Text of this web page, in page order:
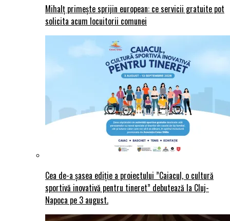
Mihalț primește sprijin european: ce servicii gratuite pot
solicita acum locuitorii comunei
Cea de-a șasea ediție a proiectului ”Caiacul, o cultură
sportivă inovativă pentru tineret” debutează la Cluj-
Napoca pe 3 august.